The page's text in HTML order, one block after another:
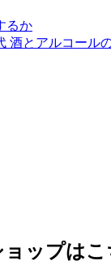
るか
酒とアルコール
ョップはこ